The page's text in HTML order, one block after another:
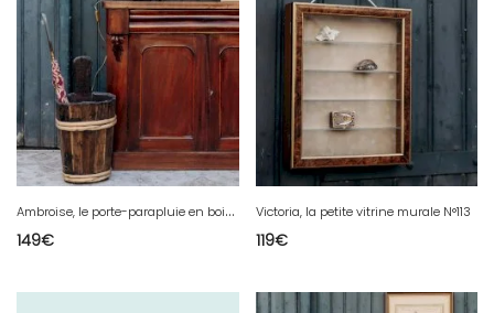
A
mbroise, le porte-parapluie en bois N°729
149€
Victoria, la petite vitrine murale N°113
119€